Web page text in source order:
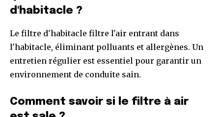
d'habitacle ?
Le filtre d'habitacle filtre l'air entrant dans
l'habitacle, éliminant polluants et allergènes. Un
entretien régulier est essentiel pour garantir un
environnement de conduite sain.
Comment savoir si le filtre à air